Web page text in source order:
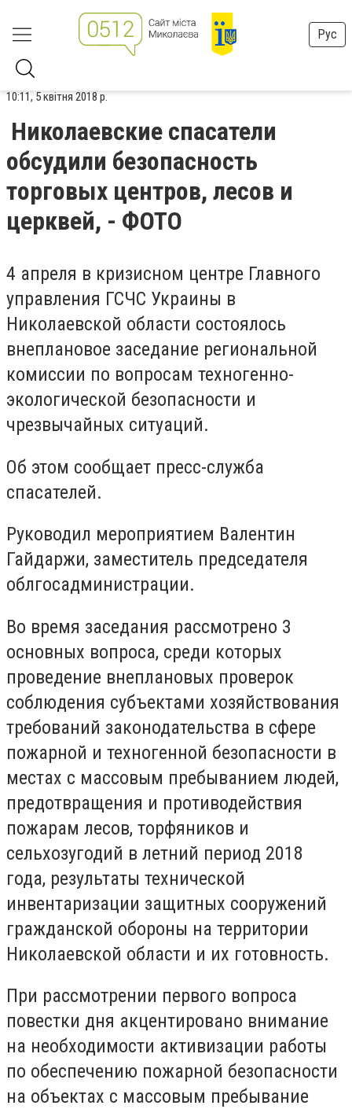
Рус
10:11, 5 квітня 2018 р.
Николаевские спасатели
обсудили безопасность
торговых центров, лесов и
церквей, - ФОТО
4 апреля в кризисном центре Главного
управления ГСЧС Украины в
Николаевской области состоялось
внеплановое заседание региональной
комиссии по вопросам техногенно-
экологической безопасности и
чрезвычайных ситуаций.
Об этом сообщает пресс-служба
спасателей.
Руководил мероприятием Валентин
Гайдаржи, заместитель председателя
облгосадминистрации.
Во время заседания рассмотрено 3
основных вопроса, среди которых
проведение внеплановых проверок
соблюдения субъектами хозяйствования
требований законодательства в сфере
пожарной и техногенной безопасности в
местах с массовым пребыванием людей,
предотвращения и противодействия
пожарам лесов, торфяников и
сельхозугодий в летний период 2018
года, результаты технической
инвентаризации защитных сооружений
гражданской обороны на территории
Николаевской области и их готовность.
При рассмотрении первого вопроса
повестки дня акцентировано внимание
на необходимости активизации работы
по обеспечению пожарной безопасности
на объектах с массовым пребывание